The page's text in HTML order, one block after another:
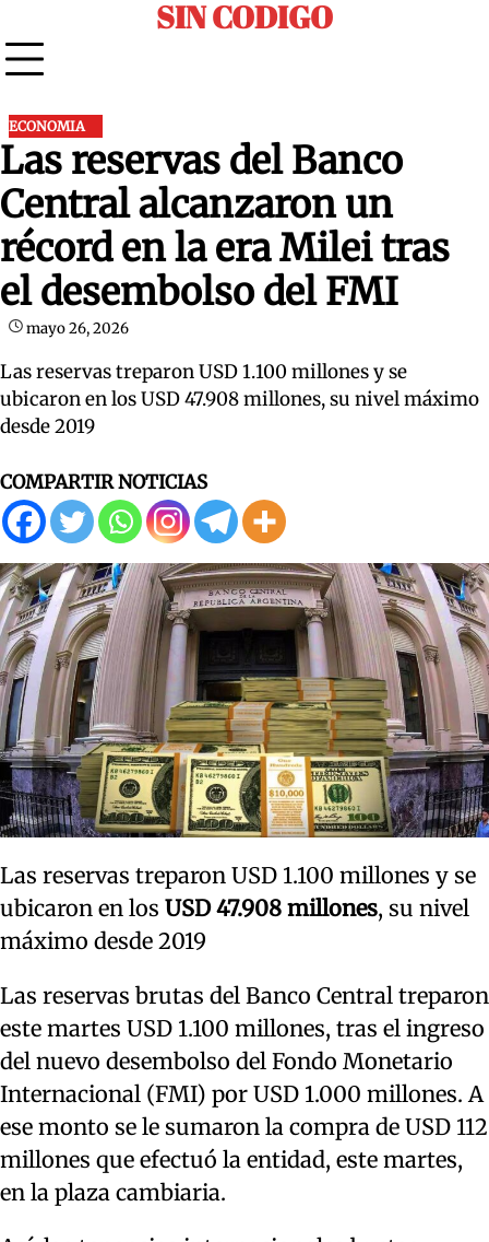
to
content
SIN CODIGO
ECONOMIA
Las reservas del Banco
Central alcanzaron un
récord en la era Milei tras
el desembolso del FMI
mayo 26, 2026
Las reservas treparon USD 1.100 millones y se
ubicaron en los USD 47.908 millones, su nivel máximo
desde 2019
COMPARTIR NOTICIAS
Las reservas treparon USD 1.100 millones y se
ubicaron en los USD 47.908 millones, su nivel
máximo desde 2019
Las reservas brutas del Banco Central treparon
este martes USD 1.100 millones, tras el ingreso
del nuevo desembolso del Fondo Monetario
Internacional (FMI) por USD 1.000 millones. A
ese monto se le sumaron la compra de USD 112
millones que efectuó la entidad, este martes,
en la plaza cambiaria.